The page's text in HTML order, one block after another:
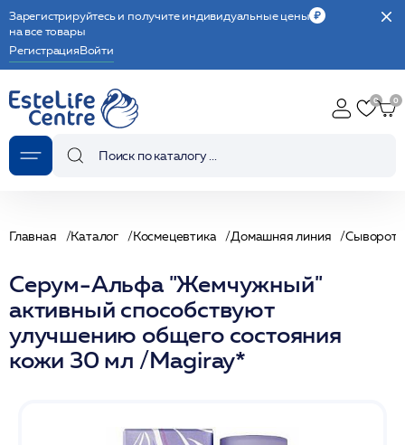
Зарегистрируйтесь и получите индивидуальные цены
на все товары
РегистрацияВойти
Главная Каталог Космецевтика Домашняя линия
Серум-Альфа "Жемчужный"
активный способствуют
улучшению общего состояния
кожи 30 мл /Magiray*